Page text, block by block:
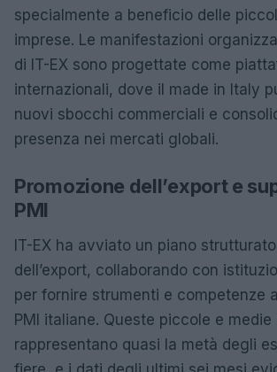
specialmente a beneficio delle
imprese. Le manifestazioni
di IT-EX sono progettate come
internazionali, dove il made in Italy
nuovi sbocchi commerciali e
presenza nei mercati globali.
Promozione dell’export e
PMI
IT-EX ha avviato un piano
dell’export, collaborando con
per fornire strumenti e competenze
PMI italiane. Queste piccole e medie
rappresentano quasi la metà degli